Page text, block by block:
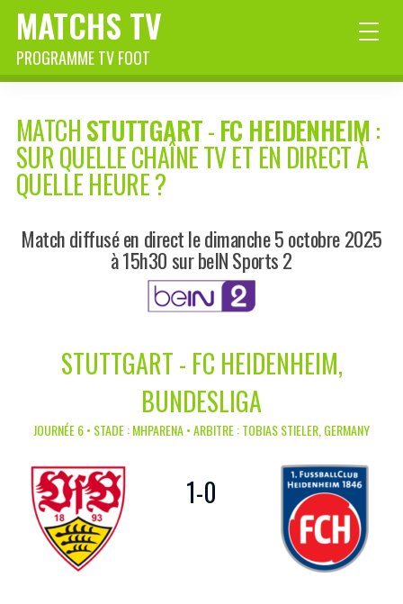
MATCHS TV
PROGRAMME TV FOOT
MATCHSTUTTGART-FC HEIDENHEIM :
SUR QUELLE CHAÎNE TV ET EN DIRECT À
QUELLE HEURE ?
Match diffusé en direct le dimanche 5 octobre 2025
à 15h30 sur beIN Sports 2
STUTTGART - FC HEIDENHEIM,
BUNDESLIGA
JOURNÉE 6 • STADE : MHPARENA • ARBITRE : TOBIAS STIELER, GERMANY
1-0